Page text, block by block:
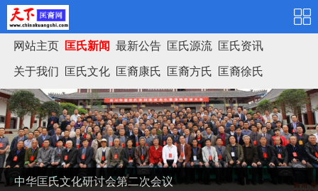
网站主页 匡氏新闻 最新公告 匡氏源流 匡氏资讯
关于我们 匡氏文化 匡裔康氏 匡裔方氏 匡裔徐氏
匡氏家谱
中华匡氏文化研讨会第二次会议